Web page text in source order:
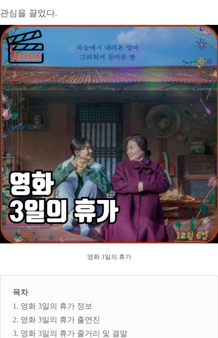
관심을 끌었다.
영화 3일의 휴가
목차
1. 영화 3일의 휴가 정보
2. 영화 3일의 휴가 출연진
3. 영화 3일의 휴가 줄거리 및 결말